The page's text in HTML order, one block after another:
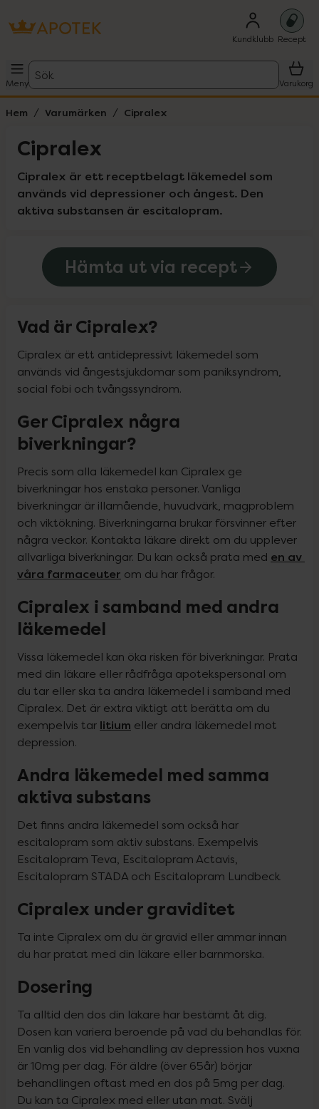
Kundklubb Recept
Meny
Sök
Varukorg
Hem Varumärken Cipralex
Cipralex
Cipralex är ett receptbelagt läkemedel som
används vid depressioner och ångest. Den
aktiva substansen är escitalopram.
Hämta ut via recept
Vad är Cipralex?
Cipralex är ett antidepressivt läkemedel som
används vid ångestsjukdomar som paniksyndrom,
social fobi och tvångssyndrom.
Ger Cipralex några
biverkningar?
Precis som alla läkemedel kan Cipralex ge
biverkningar hos enstaka personer. Vanliga
biverkningar är illamående, huvudvärk, magproblem
och viktökning. Biverkningarna brukar försvinner efter
några veckor. Kontakta läkare direkt om du upplever
allvarliga biverkningar. Du kan också prata med en av
våra farmaceuter om du har frågor.
Cipralex i samband med andra
läkemedel
Vissa läkemedel kan öka risken för biverkningar. Prata
med din läkare eller rådfråga apotekspersonal om
du tar eller ska ta andra läkemedel i samband med
Cipralex. Det är extra viktigt att berätta om du
exempelvis tar litium eller andra läkemedel mot
depression.
Andra läkemedel med samma
aktiva substans
Det finns andra läkemedel som också har
escitalopram som aktiv substans. Exempelvis
Escitalopram Teva, Escitalopram Actavis,
Escitalopram STADA och Escitalopram Lundbeck
Cipralex under graviditet
Ta inte Cipralex om du är gravid eller ammar innan
du har pratat med din läkare eller barnmorska.
Dosering
Ta alltid den dos din läkare har bestämt åt dig.
Dosen kan variera beroende på vad du behandlas för.
En vanlig dos vid behandling av depression hos vuxna
är 10mg per dag. För äldre (över 65år) börjar
behandlingen oftast med en dos på 5mg per dag.
Du kan ta Cipralex med eller utan mat. Svälj